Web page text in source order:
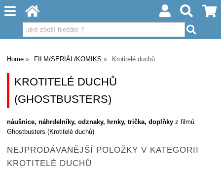
Home FILM/SERIÁL/KOMIKS Krotitelé duchů
KROTITELÉ DUCHŮ
(GHOSTBUSTERS)
náušnice, náhrdelníky, odznaky, hrnky, trička, doplňky z filmů
Ghostbusters (Krotitelé duchů)
NEJPRODÁVANĚJŠÍ POLOŽKY V KATEGORII
KROTITELÉ DUCHŮ